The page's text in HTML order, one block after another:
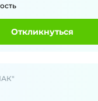
Откликнуться